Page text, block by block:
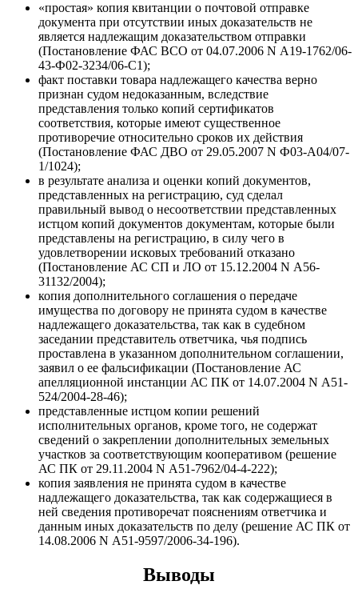
«простая» копия квитанции о почтовой отправке
документа при отсутствии иных доказательств не
является надлежащим доказательством отправки
(Постановление ФАС ВСО от 04.07.2006 N А19-1762/06-
43-Ф02-3234/06-С1);
факт поставки товара надлежащего качества верно
признан судом недоказанным, вследствие
представления только копий сертификатов
соответствия, которые имеют существенное
противоречие относительно сроков их действия
(Постановление ФАС ДВО от 29.05.2007 N Ф03-А04/07-
1/1024);
в результате анализа и оценки копий документов,
представленных на регистрацию, суд сделал
правильный вывод о несоответствии представленных
истцом копий документов документам, которые были
представлены на регистрацию, в силу чего в
удовлетворении исковых требований отказано
(Постановление АС СП и ЛО от 15.12.2004 N А56-
31132/2004);
копия дополнительного соглашения о передаче
имущества по договору не принята судом в качестве
надлежащего доказательства, так как в судебном
заседании представитель ответчика, чья подпись
проставлена в указанном дополнительном соглашении,
заявил о ее фальсификации (Постановление АС
апелляционной инстанции АС ПК от 14.07.2004 N А51-
524/2004-28-46);
представленные истцом копии решений
исполнительных органов, кроме того, не содержат
сведений о закреплении дополнительных земельных
участков за соответствующим кооперативом (решение
АС ПК от 29.11.2004 N А51-7962/04-4-222);
копия заявления не принята судом в качестве
надлежащего доказательства, так как содержащиеся в
ней сведения противоречат пояснениям ответчика и
данным иных доказательств по делу (решение АС ПК от
14.08.2006 N А51-9597/2006-34-196).
Выводы